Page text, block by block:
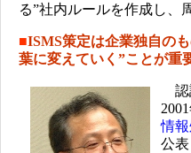
る”社内ルールを作成し、
■ISMS策定は企業独自の
葉に変えていく”ことが重
認
情報
公